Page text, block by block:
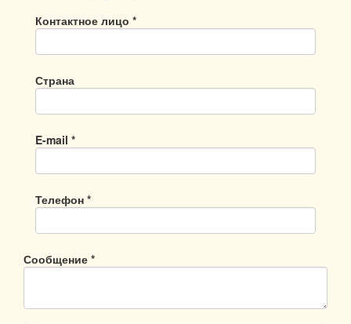
Контактное лицо *
Страна
E-mail *
Телефон *
Сообщение *